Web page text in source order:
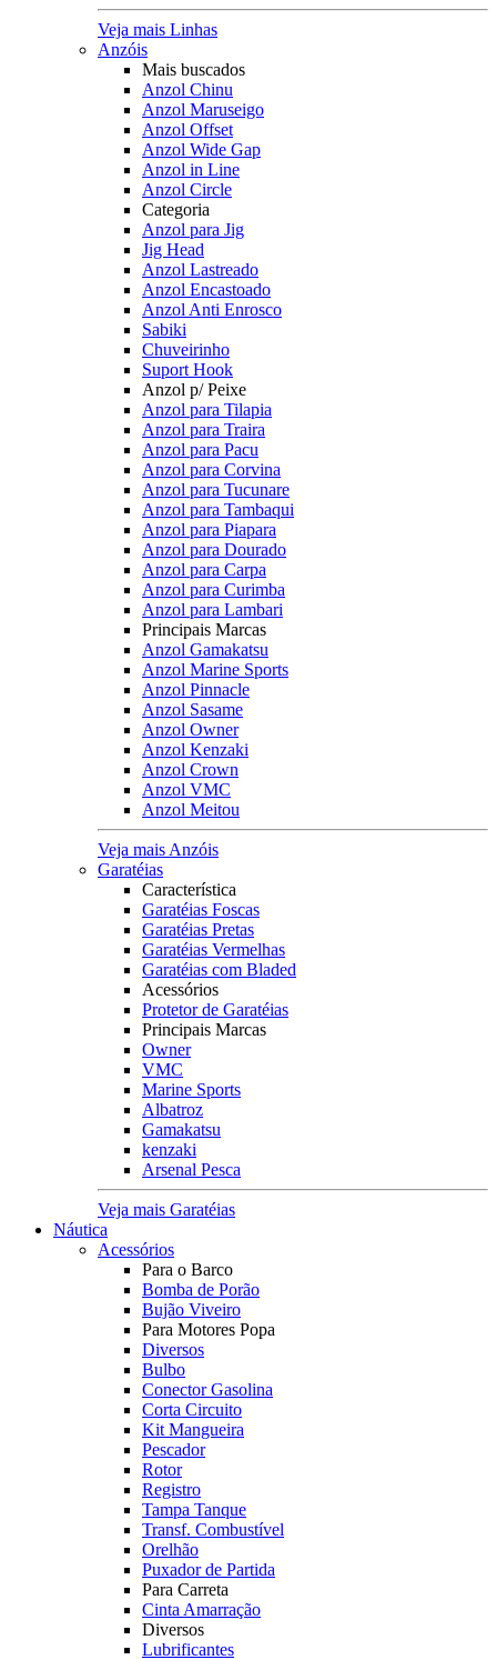
Veja mais Linhas
Anzóis
Mais buscados
Anzol Chinu
Anzol Maruseigo
Anzol Offset
Anzol Wide Gap
Anzol in Line
Anzol Circle
Categoria
Anzol para Jig
Jig Head
Anzol Lastreado
Anzol Encastoado
Anzol Anti Enrosco
Sabiki
Chuveirinho
Suport Hook
Anzol p/ Peixe
Anzol para Tilapia
Anzol para Traira
Anzol para Pacu
Anzol para Corvina
Anzol para Tucunare
Anzol para Tambaqui
Anzol para Piapara
Anzol para Dourado
Anzol para Carpa
Anzol para Curimba
Anzol para Lambari
Principais Marcas
Anzol Gamakatsu
Anzol Marine Sports
Anzol Pinnacle
Anzol Sasame
Anzol Owner
Anzol Kenzaki
Anzol Crown
Anzol VMC
Anzol Meitou
Veja mais Anzóis
Garatéias
Característica
Garatéias Foscas
Garatéias Pretas
Garatéias Vermelhas
Garatéias com Bladed
Acessórios
Protetor de Garatéias
Principais Marcas
Owner
VMC
Marine Sports
Albatroz
Gamakatsu
kenzaki
Arsenal Pesca
Veja mais Garatéias
Náutica
Acessórios
Para o Barco
Bomba de Porão
Bujão Viveiro
Para Motores Popa
Diversos
Bulbo
Conector Gasolina
Corta Circuito
Kit Mangueira
Pescador
Rotor
Registro
Tampa Tanque
Transf. Combustível
Orelhão
Puxador de Partida
Para Carreta
Cinta Amarração
Diversos
Lubrificantes